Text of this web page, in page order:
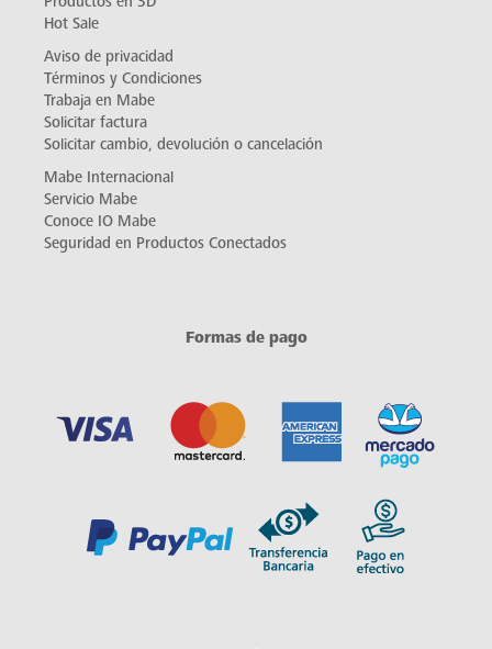
Hot Sale
Aviso de privacidad
Términos y Condiciones
Trabaja en Mabe
Solicitar factura
Solicitar cambio, devolución o cancelación
Mabe Internacional
Servicio Mabe
Conoce IO Mabe
Seguridad en Productos Conectados
Formas de pago